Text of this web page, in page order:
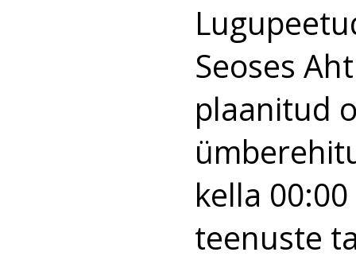
Seoses
plaanitud
kella
teenuste